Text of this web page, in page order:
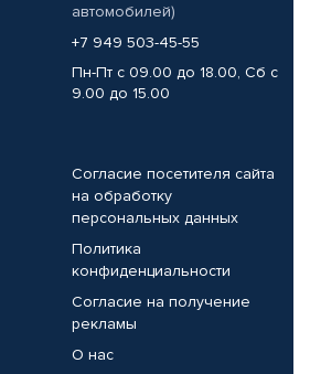
автомобилей)
+7 949 503-45-55
Пн-Пт с 09.00 до 18.00, Сб с
9.00 до 15.00
Согласие посетителя сайта
на обработку
персональных данных
Политика
конфиденциальности
Согласие на получение
рекламы
О нас